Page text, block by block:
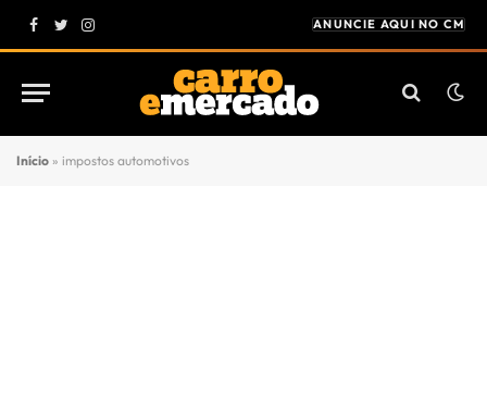
Facebook
Twitter
Instagram
ANUNCIE AQUI NO CM
Início » impostos automotivos